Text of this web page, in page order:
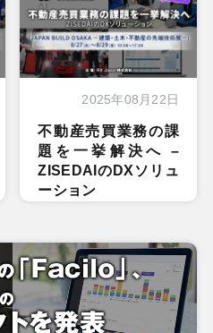
2025年08月22日
不動産売買業務の課
題を一挙解決へ –
ZISEDAIのDXソリュ
ーション